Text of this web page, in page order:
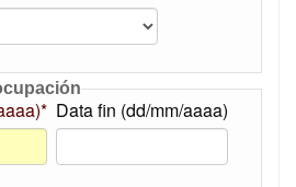
Data fin (dd/mm/aaaa)